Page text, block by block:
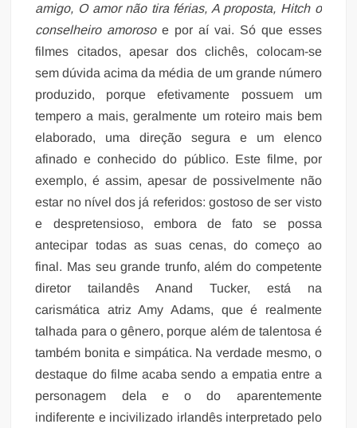
amigo, O amor não tira férias, A proposta, Hitch o
conselheiro amorosoe por aí vai. Só que esses
filmes citados, apesar dos clichês, colocam-se
sem dúvida acima da média de um grande número
produzido, porque efetivamente possuem um
tempero a mais, geralmente um roteiro mais bem
elaborado, uma direção segura e um elenco
afinado e conhecido do público. Este filme, por
exemplo, é assim, apesar de possivelmente não
estar no nível dos já referidos: gostoso de ser visto
e despretensioso, embora de fato se possa
antecipar todas as suas cenas, do começo ao
final. Mas seu grande trunfo, além do competente
diretor tailandês Anand Tucker, está na
carismática atriz Amy Adams, que é realmente
talhada para o gênero, porque além de talentosa é
também bonita e simpática. Na verdade mesmo, o
destaque do filme acaba sendo a empatia entre a
personagem dela e o do aparentemente
indiferente e incivilizado irlandês interpretado pelo